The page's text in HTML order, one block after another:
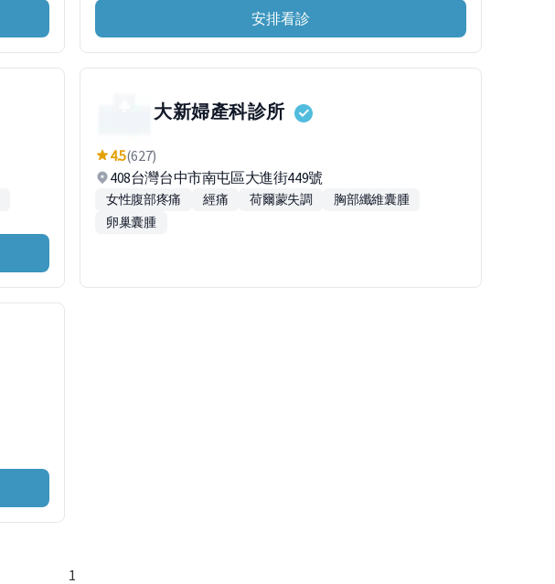
安排看診
大新婦產科診所
4.5(627)
408台灣台中市南屯區大進街449號
女性腹部疼痛 經痛 荷爾蒙失調
胸部纖維囊腫
卵巢囊腫
1